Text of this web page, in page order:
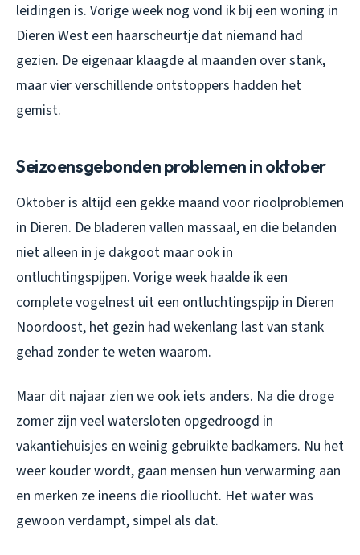
leidingen is. Vorige week nog vond ik bij een woning in
Dieren West een haarscheurtje dat niemand had
gezien. De eigenaar klaagde al maanden over stank,
maar vier verschillende ontstoppers hadden het
gemist.
Seizoensgebonden problemen in oktober
Oktober is altijd een gekke maand voor rioolproblemen
in Dieren. De bladeren vallen massaal, en die belanden
niet alleen in je dakgoot maar ook in
ontluchtingspijpen. Vorige week haalde ik een
complete vogelnest uit een ontluchtingspijp in Dieren
Noordoost, het gezin had wekenlang last van stank
gehad zonder te weten waarom.
Maar dit najaar zien we ook iets anders. Na die droge
zomer zijn veel watersloten opgedroogd in
vakantiehuisjes en weinig gebruikte badkamers. Nu het
weer kouder wordt, gaan mensen hun verwarming aan
en merken ze ineens die rioollucht. Het water was
gewoon verdampt, simpel als dat.